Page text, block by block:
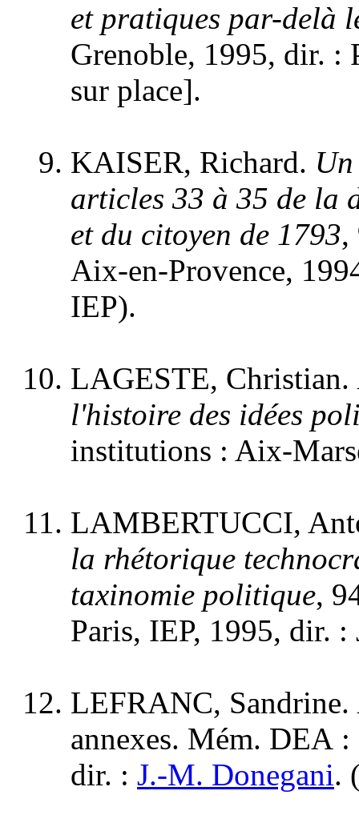
et pratiques par-delà
Grenoble, 1995, dir. :
sur place].
KAISER, Richard.
articles 33 à 35 de la
et du citoyen de 1793,
Aix-en-Provence,
IEP).
LAGESTE, Christian.
l'histoire des idées
institutions : Aix-
LAMBERTUCCI,
la rhétorique
taxinomie politique,
Paris, IEP, 1995, dir.
LEFRANC, Sandrine.
annexes. Mém. DEA
dir. : J.-M. Donegani.